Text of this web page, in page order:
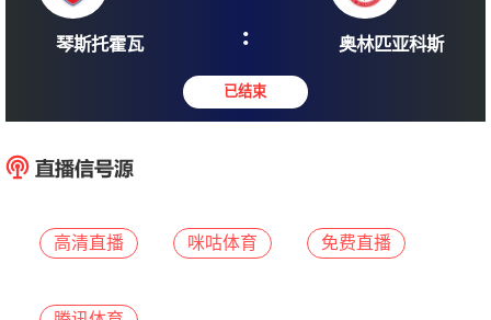
琴斯托霍瓦
2026-07-09 00:00:00
: 奥林匹
高清直播 咪咕体育 免费直播